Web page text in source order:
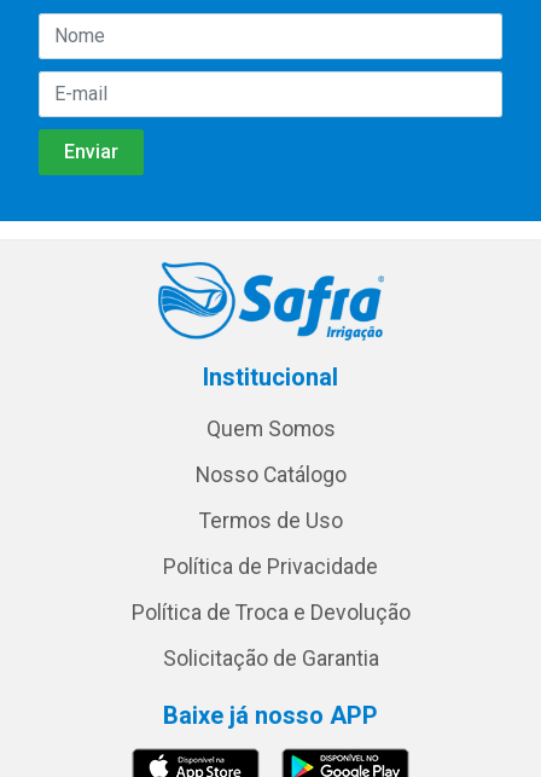
Institucional
Quem Somos
Nosso Catálogo
Termos de Uso
Política de Privacidade
Política de Troca e Devolução
Solicitação de Garantia
Baixe já nosso APP